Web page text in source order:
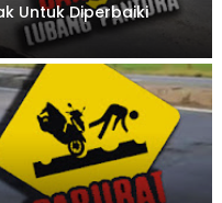
Untuk Diperbaiki